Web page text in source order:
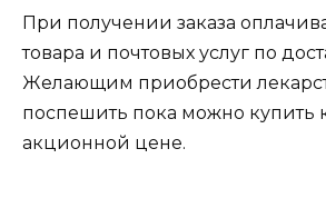
При получении заказа
товара и почтовых услуг по
Желающим приобрести
поспешить пока можно купить
акционной цене.